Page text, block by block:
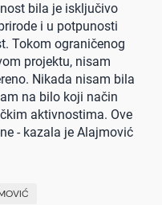
bila je isključivo
i u potpunosti
Tokom ograničenog
projektu, nisam
Nikada nisam bila
na bilo koji način
aktivnostima. Ove
- kazala je Alajmović